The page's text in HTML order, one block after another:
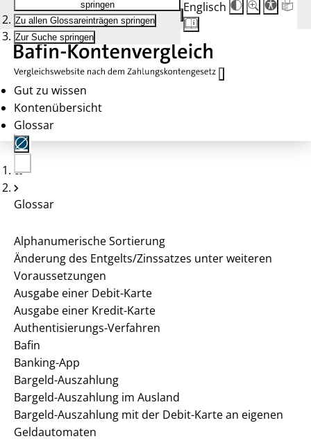
springen
Zu allen Glossareinträgen springen
Zur Suche springen
Englisch
Die
Schriftgröße
200 %
Schriftgröße:
100 %
Gut zu wissen
Kontenübersicht
Glossar
Keine
Konten
gewählt
Glossar
Alphanumerische Sortierung
Änderung des Entgelts/Zinssatzes unter weiteren
Voraussetzungen
Ausgabe einer Debit-Karte
Ausgabe einer Kredit-Karte
Authentisierungs-Verfahren
Bafin
Banking-App
Bargeld-Auszahlung
Bargeld-Auszahlung im Ausland
Bargeld-Auszahlung mit der Debit-Karte an eigenen
Geldautomaten